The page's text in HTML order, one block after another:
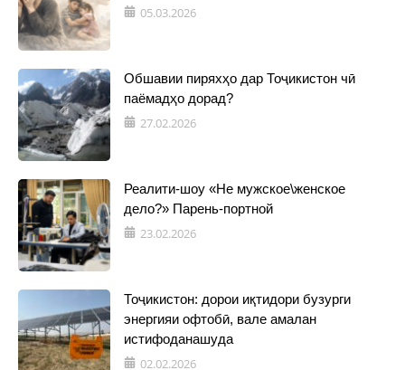
05.03.2026
Обшавии пиряхҳо дар Тоҷикистон чӣ
паёмадҳо дорад?
27.02.2026
Реалити-шоу «Не мужское\женское
дело?» Парень-портной
23.02.2026
Тоҷикистон: дорои иқтидори бузурги
энергияи офтобӣ, вале амалан
истифоданашуда
02.02.2026